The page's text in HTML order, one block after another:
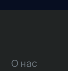
О нас